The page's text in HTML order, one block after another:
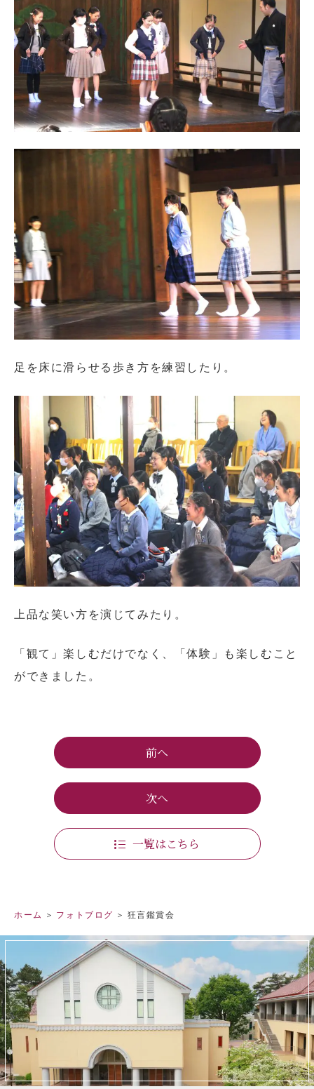
足を床に滑らせる歩き方を練習したり。
上品な笑い方を演じてみたり。
「観て」楽しむだけでなく、「体験」も楽しむこと
ができました。
前へ
一覧はこちら
次へ
ホーム フォトブログ 狂言鑑賞会